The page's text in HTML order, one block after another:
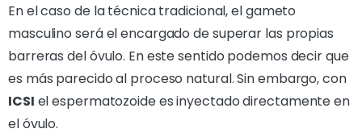
En el caso de la técnica tradicional, el gameto
masculino será el encargado de superar las propias
barreras del óvulo. En este sentido podemos decir que
es más parecido al proceso natural. Sin embargo, con
ICSI el espermatozoide es inyectado directamente en
el óvulo.